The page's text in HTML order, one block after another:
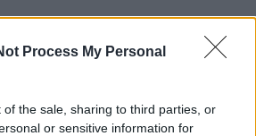
Process My Personal
of the sale, sharing to third parties, or
or sensitive information for